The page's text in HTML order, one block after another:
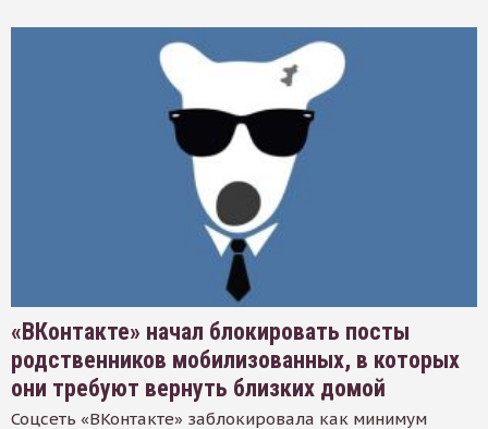
«ВКонтакте» начал блокировать посты
родственников мобилизованных, в которых
они требуют вернуть близких домой
Соцсеть «ВКонтакте» заблокировала как минимум